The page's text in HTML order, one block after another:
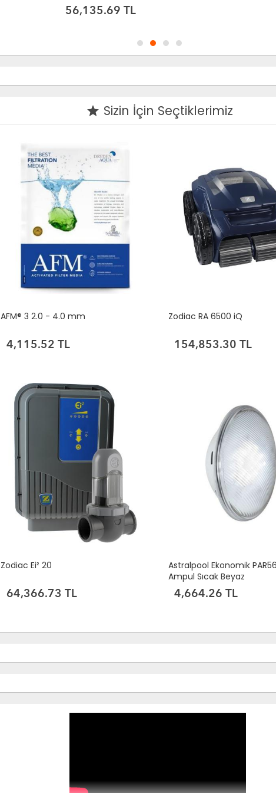
31,003.58 TL
grade Sizin İçin Seçtiklerimiz
AFM® 3 2.0 - 4.0 mm
4,115.52 TL
Zodiac RA 6500 iQ
154,853.30 TL
Zodiac Ei² 20
64,366.73 TL
Astralpool Ekonomik
Ampul Sıcak Beyaz
4,664.26 TL